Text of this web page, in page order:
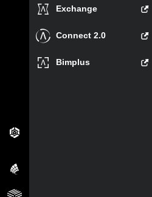
Exchange
Connect 2.0
Bimplus